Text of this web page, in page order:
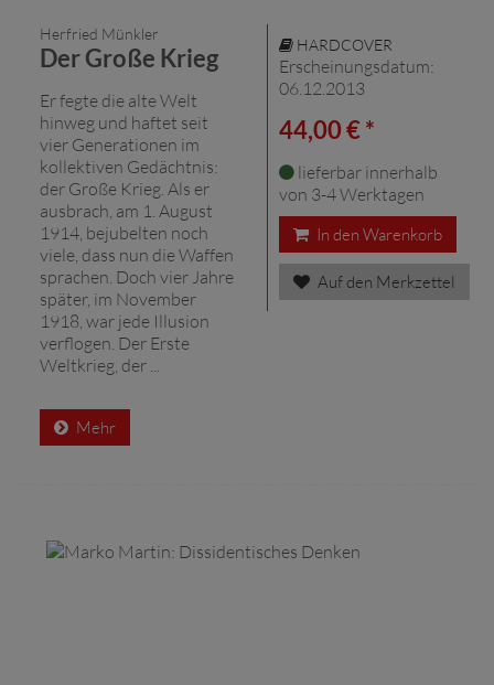
Herfried Münkler
Der Große Krieg
Er fegte die alte Welt
hinweg und haftet seit
vier Generationen im
kollektiven Gedächtnis:
der Große Krieg. Als er
ausbrach, am 1. August
1914, bejubelten noch
viele, dass nun die Waffen
sprachen. Doch vier Jahre
später, im November
1918, war jede Illusion
verflogen. Der Erste
Weltkrieg, der ...
Mehr
HARDCOVER
Erscheinungsdatum:
06.12.2013
44,00 € *
lieferbar innerhalb
von 3-4 Werktagen
In den Warenkorb
Auf den Merkzettel